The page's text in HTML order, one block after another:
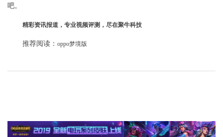
吧。
精彩资讯报道，专业视频评测，尽在聚牛科技
推荐阅读： oppo梦境版